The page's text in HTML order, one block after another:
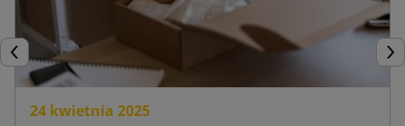
Späť
24 kwietnia 2025